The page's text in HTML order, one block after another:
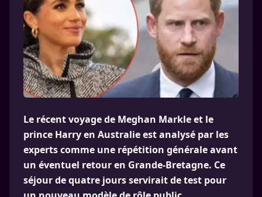
Le récent voyage de Meghan Markle et le
prince Harry en Australie est analysé par les
experts comme une répétition générale avant
un éventuel retour en Grande-Bretagne. Ce
séjour de quatre jours servirait de test pour